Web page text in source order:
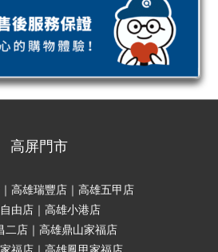
高屏門市
高雄瑞豐店｜高雄五甲店
由店｜高雄小港店
二店｜高雄鼎山家福店